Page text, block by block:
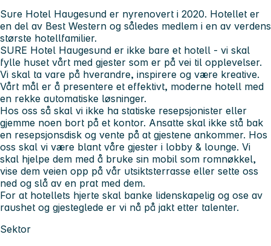
Sure Hotel Haugesund er nyrenovert i 2020. Hotellet er
en del av Best Western og således medlem i en av verdens
største hotellfamilier.
SURE Hotel Haugesund er ikke bare et hotell - vi skal
fylle huset vårt med gjester som er på vei til opplevelser.
Vi skal ta vare på hverandre, inspirere og være kreative.
Vårt mål er å presentere et effektivt, moderne hotell med
en rekke automatiske løsninger.
Hos oss så skal vi ikke ha statiske resepsjonister eller
gjemme noen bort på et kontor. Ansatte skal ikke stå bak
en resepsjonsdisk og vente på at gjestene ankommer. Hos
oss skal vi være blant våre gjester i lobby & lounge. Vi
skal hjelpe dem med å bruke sin mobil som romnøkkel,
vise dem veien opp på vår utsiktsterrasse eller sette oss
ned og slå av en prat med dem.
For at hotellets hjerte skal banke lidenskapelig og ose av
raushet og gjesteglede er vi nå på jakt etter talenter.
Sektor